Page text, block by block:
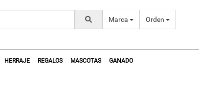
Marca Orden
HERRAJE REGALOS MASCOTAS GANADO